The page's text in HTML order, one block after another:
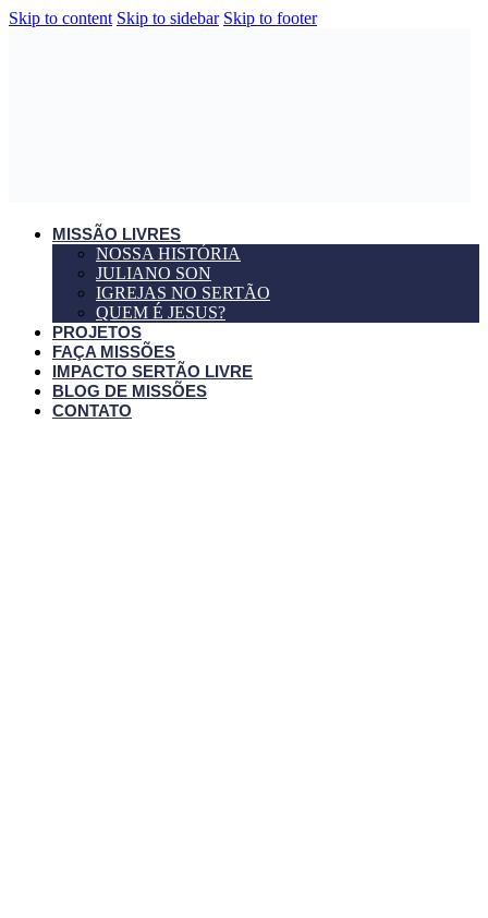
Skip to content Skip to sidebar Skip to footer
MISSÃO LIVRES
NOSSA HISTÓRIA
JULIANO SON
IGREJAS NO SERTÃO
QUEM É JESUS?
PROJETOS
FAÇA MISSÕES
IMPACTO SERTÃO LIVRE
BLOG DE MISSÕES
CONTATO